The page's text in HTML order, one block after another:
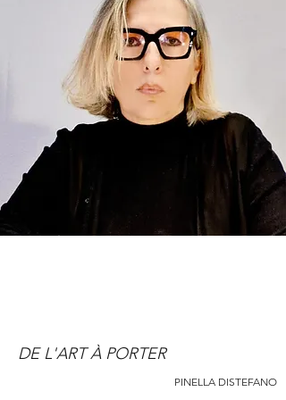
DE L'ART À PORTER
PINELLA DISTEFANO